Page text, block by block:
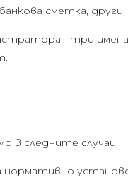
сметка,
- три
в следните случаи:
нормативно